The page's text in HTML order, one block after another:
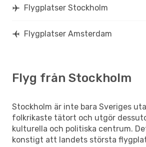
Flygplatser Stockholm
Flygplatser Amsterdam
Flyg från Stockholm
Stockholm är inte bara Sveriges
folkrikaste tätort och utgör
kulturella och politiska centrum.
konstigt att landets största